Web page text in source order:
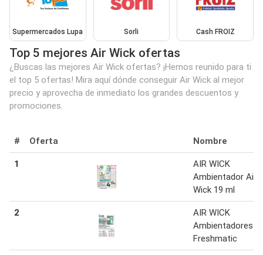
Supermercados Lupa Sorli Cash FROIZ
Top 5 mejores Air Wick ofertas
¿Buscas las mejores Air Wick ofertas? ¡Hemos reunido para ti
el top 5 ofertas! Mira aquí dónde conseguir Air Wick al mejor
precio y aprovecha de inmediato los grandes descuentos y
promociones.
# Oferta Nombre
1
AIR WICK
Ambientador Air
Wick 19 ml
2
AIR WICK
Ambientadores
Freshmatic